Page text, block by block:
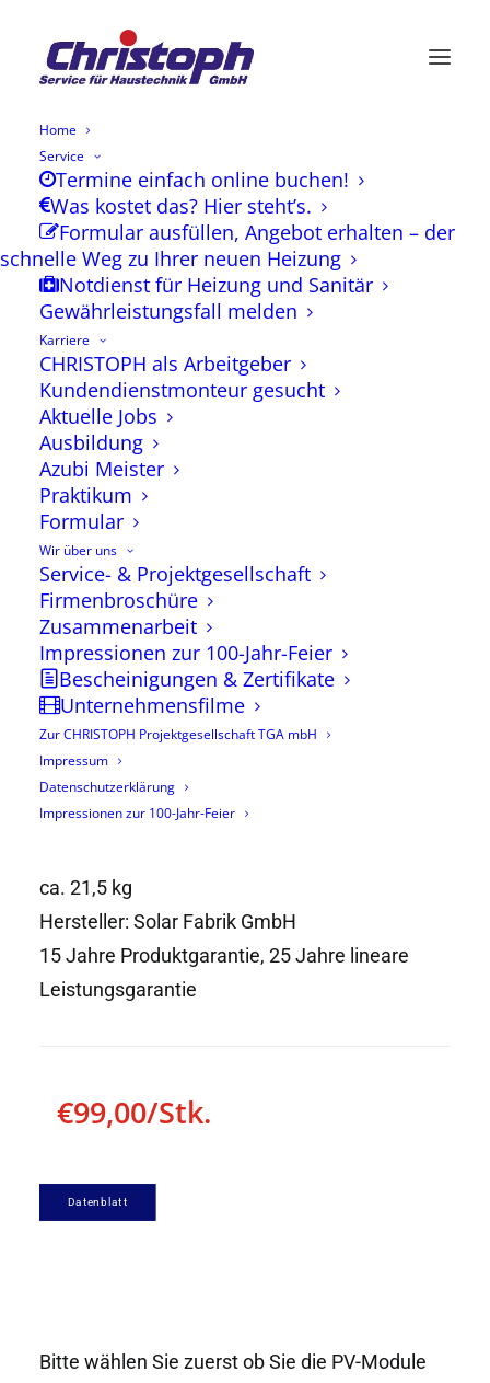
Home
Service
Termine einfach online buchen!
Was kostet das? Hier steht’s.
Formular ausfüllen, Angebot erhalten – der
schnelle Weg zu Ihrer neuen Heizung
Notdienst für Heizung und Sanitär
Gewährleistungsfall melden
Karriere
CHRISTOPH als Arbeitgeber
Kundendienstmonteur gesucht
Aktuelle Jobs
Ausbildung
Azubi Meister
Praktikum
Formular
Wir über uns
Service- & Projektgesellschaft
Firmenbroschüre
Zusammenarbeit
Impressionen zur 100-Jahr-Feier
Bescheinigungen & Zertifikate
Unternehmensfilme
Zur CHRISTOPH Projektgesellschaft TGA mbH
Impressum
Datenschutzerklärung
Impressionen zur 100-Jahr-Feier
PHOTOVOLTAIKMODULE
405Wp PV-Module für
Selbstabholer
Mono S4 - Halfcut
ca. 21,5 kg
Hersteller: Solar Fabrik GmbH
15 Jahre Produktgarantie, 25 Jahre lineare
Leistungsgarantie
€99,00/Stk.
Datenblatt
Bitte wählen Sie zuerst ob Sie die PV-Module